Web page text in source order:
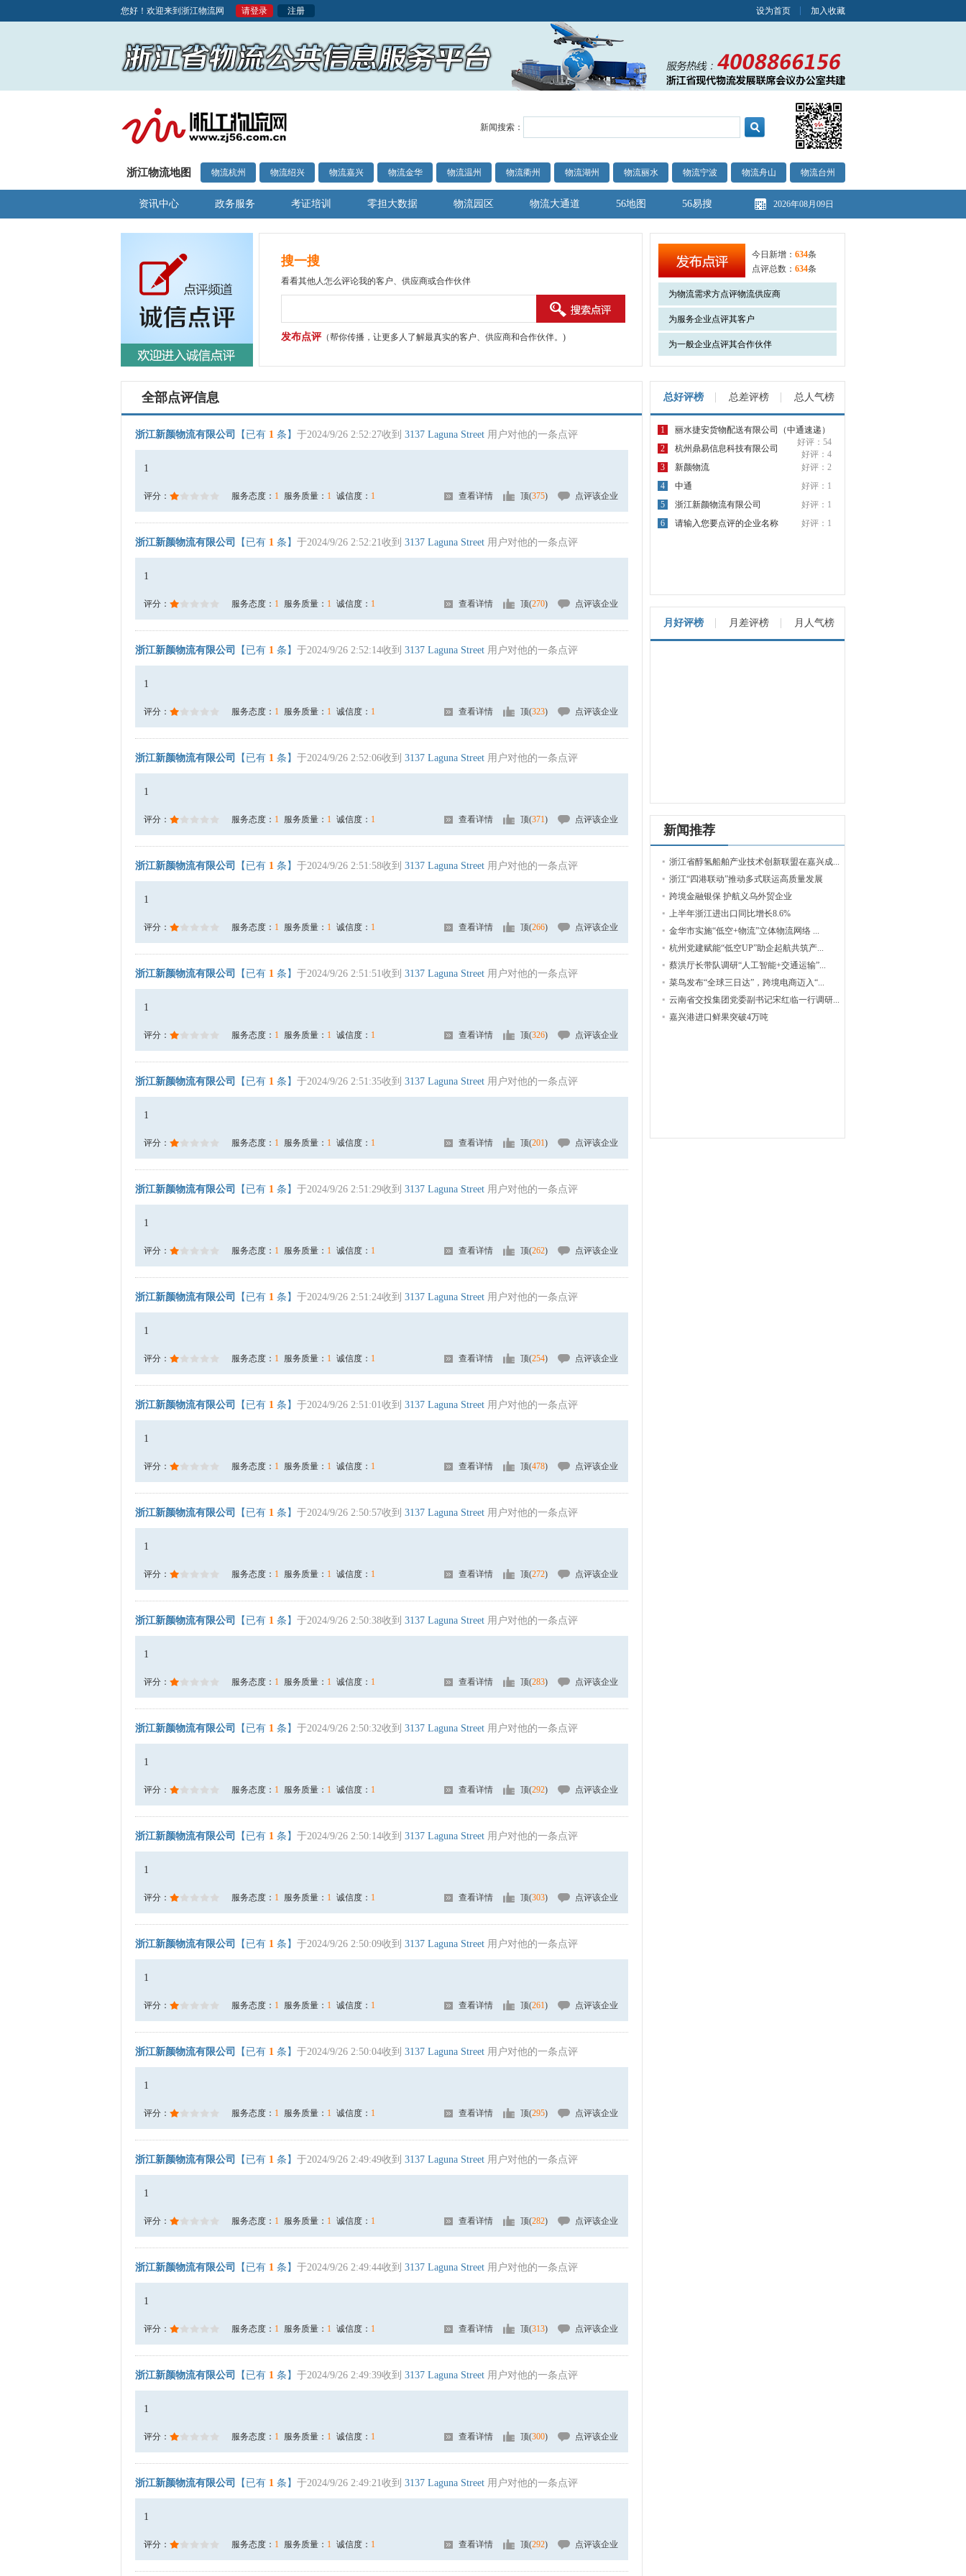
您好！欢迎来到浙江物流网 请登录 注册 设为首页 加入收藏
新闻搜索：
浙江物流地图 物流杭州 物流绍兴 物流嘉兴 物流金华 物流温州 物流衢州 物流湖州 物流丽水 物流宁波 物流舟山 物流台州
资讯中心 政务服务 考证培训 零担大数据 物流园区 物流大通道 56地图 56易搜 2026年08月09日
搜一搜
看看其他人怎么评论我的客户、供应商或合作伙伴
发布点评（帮你传播，让更多人了解最真实的客户、供应商和合作伙伴。)
今日新增： 634条
点评总数： 634条
为物流需求方点评物流供应商
为服务企业点评其客户
为一般企业点评其合作伙伴
全部点评信息
浙江新颜物流有限公司 【已有 1 条】 于2024/9/26 2:52:27收到 3137 Laguna Street 用户对他的一条点评
1
评分： 服务态度： 1 服务质量： 1 诚信度： 1 查看详情 顶(375) 点评该企业
浙江新颜物流有限公司 【已有 1 条】 于2024/9/26 2:52:21收到 3137 Laguna Street 用户对他的一条点评
1
评分： 服务态度： 1 服务质量： 1 诚信度： 1 查看详情 顶(270) 点评该企业
浙江新颜物流有限公司 【已有 1 条】 于2024/9/26 2:52:14收到 3137 Laguna Street 用户对他的一条点评
1
评分： 服务态度： 1 服务质量： 1 诚信度： 1 查看详情 顶(323) 点评该企业
浙江新颜物流有限公司 【已有 1 条】 于2024/9/26 2:52:06收到 3137 Laguna Street 用户对他的一条点评
1
评分： 服务态度： 1 服务质量： 1 诚信度： 1 查看详情 顶(371) 点评该企业
浙江新颜物流有限公司 【已有 1 条】 于2024/9/26 2:51:58收到 3137 Laguna Street 用户对他的一条点评
1
评分： 服务态度： 1 服务质量： 1 诚信度： 1 查看详情 顶(266) 点评该企业
浙江新颜物流有限公司 【已有 1 条】 于2024/9/26 2:51:51收到 3137 Laguna Street 用户对他的一条点评
1
评分： 服务态度： 1 服务质量： 1 诚信度： 1 查看详情 顶(326) 点评该企业
浙江新颜物流有限公司 【已有 1 条】 于2024/9/26 2:51:35收到 3137 Laguna Street 用户对他的一条点评
1
评分： 服务态度： 1 服务质量： 1 诚信度： 1 查看详情 顶(201) 点评该企业
浙江新颜物流有限公司 【已有 1 条】 于2024/9/26 2:51:29收到 3137 Laguna Street 用户对他的一条点评
1
评分： 服务态度： 1 服务质量： 1 诚信度： 1 查看详情 顶(262) 点评该企业
浙江新颜物流有限公司 【已有 1 条】 于2024/9/26 2:51:24收到 3137 Laguna Street 用户对他的一条点评
1
评分： 服务态度： 1 服务质量： 1 诚信度： 1 查看详情 顶(254) 点评该企业
浙江新颜物流有限公司 【已有 1 条】 于2024/9/26 2:51:01收到 3137 Laguna Street 用户对他的一条点评
1
评分： 服务态度： 1 服务质量： 1 诚信度： 1 查看详情 顶(478) 点评该企业
浙江新颜物流有限公司 【已有 1 条】 于2024/9/26 2:50:57收到 3137 Laguna Street 用户对他的一条点评
1
评分： 服务态度： 1 服务质量： 1 诚信度： 1 查看详情 顶(272) 点评该企业
浙江新颜物流有限公司 【已有 1 条】 于2024/9/26 2:50:38收到 3137 Laguna Street 用户对他的一条点评
1
评分： 服务态度： 1 服务质量： 1 诚信度： 1 查看详情 顶(283) 点评该企业
浙江新颜物流有限公司 【已有 1 条】 于2024/9/26 2:50:32收到 3137 Laguna Street 用户对他的一条点评
1
评分： 服务态度： 1 服务质量： 1 诚信度： 1 查看详情 顶(292) 点评该企业
浙江新颜物流有限公司 【已有 1 条】 于2024/9/26 2:50:14收到 3137 Laguna Street 用户对他的一条点评
1
评分： 服务态度： 1 服务质量： 1 诚信度： 1 查看详情 顶(303) 点评该企业
浙江新颜物流有限公司 【已有 1 条】 于2024/9/26 2:50:09收到 3137 Laguna Street 用户对他的一条点评
1
评分： 服务态度： 1 服务质量： 1 诚信度： 1 查看详情 顶(261) 点评该企业
浙江新颜物流有限公司 【已有 1 条】 于2024/9/26 2:50:04收到 3137 Laguna Street 用户对他的一条点评
1
评分： 服务态度： 1 服务质量： 1 诚信度： 1 查看详情 顶(295) 点评该企业
浙江新颜物流有限公司 【已有 1 条】 于2024/9/26 2:49:49收到 3137 Laguna Street 用户对他的一条点评
1
评分： 服务态度： 1 服务质量： 1 诚信度： 1 查看详情 顶(282) 点评该企业
浙江新颜物流有限公司 【已有 1 条】 于2024/9/26 2:49:44收到 3137 Laguna Street 用户对他的一条点评
1
评分： 服务态度： 1 服务质量： 1 诚信度： 1 查看详情 顶(313) 点评该企业
浙江新颜物流有限公司 【已有 1 条】 于2024/9/26 2:49:39收到 3137 Laguna Street 用户对他的一条点评
1
评分： 服务态度： 1 服务质量： 1 诚信度： 1 查看详情 顶(300) 点评该企业
浙江新颜物流有限公司 【已有 1 条】 于2024/9/26 2:49:21收到 3137 Laguna Street 用户对他的一条点评
1
评分： 服务态度： 1 服务质量： 1 诚信度： 1 查看详情 顶(292) 点评该企业
总好评榜 总差评榜 总人气榜
1
丽水捷安货物配送有限公司（中通速递）
好评：54
2 杭州鼎易信息科技有限公司
好评：4
3
新颜物流
好评：2
4
中通
好评：1
5
浙江新颜物流有限公司
好评：1
6
请输入您要点评的企业名称 好评：1
月好评榜 月差评榜 月人气榜
新闻推荐
浙江省醇氢船舶产业技术创新联盟在嘉兴成...
浙江“四港联动”推动多式联运高质量发展
跨境金融银保 护航义乌外贸企业
上半年浙江进出口同比增长8.6%
金华市实施“低空+物流”立体物流网络 ...
杭州党建赋能“低空UP”助企起航共筑产...
蔡洪厅长带队调研“人工智能+交通运输”...
菜鸟发布“全球三日达”，跨境电商迈入“...
云南省交投集团党委副书记宋红临一行调研...
嘉兴港进口鲜果突破4万吨